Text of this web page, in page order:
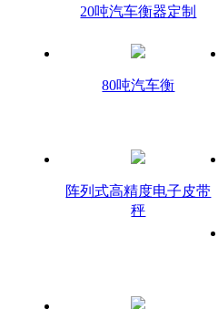
20吨汽车衡器定制
80吨汽车衡
阵列式高精度电子皮带
秤